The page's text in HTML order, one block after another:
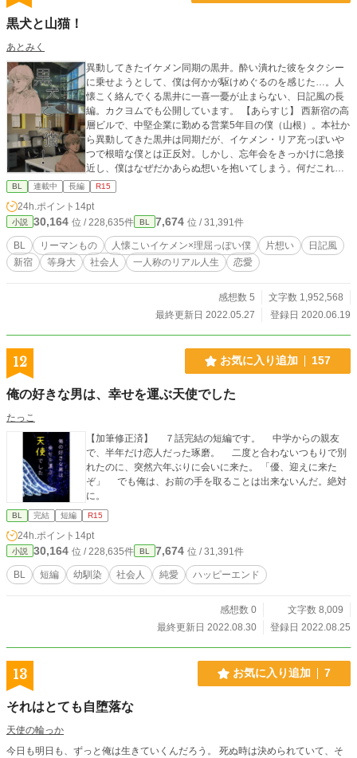
黒犬と山猫！
あとみく
異動してきたイケメン同期の黒井。酔い潰れた彼をタクシー
に乗せようとして、僕は何かが駆けめぐるのを感じた…。人
懐こく絡んでくる黒井に一喜一憂が止まらない、日記風の長
編。カクヨムでも公開しています。 【あらすじ】 西新宿の高
層ビルで、中堅企業に勤める営業5年目の僕（山根）。本社か
ら異動してきた黒井は同期だが、イケメン・リア充っぽいや
つで根暗な僕とは正反対。しかし、忘年会をきっかけに急接
近し、僕はなぜだかあらぬ想いを抱いてしまう。何だこれ？
まさか、いやいや…？…えっ、自宅に送ってもう泊まるとか
大丈夫なのか自分！？ その後も気持ちを隠したまま友人付き
合いをするが、キスをきっかけに社内で大騒動が起こってし
まい… 途中から、モヤモヤする社会人生活で、何かを成した
い、どこかへ向かいたい二人の、遅咲きの青春小説？的な感
じにもなっていきます！（作者の趣味全開な部分もあり、申
し訳ありません！） 【設定など】 2013年冬～、リアルタイ
者が西新宿で勤めており、何日に雪が降ったとかも、そのま
んま。社内の様子などリアルに描いたつもりですが、消費税
ひたすらぐるぐる思考しています。また性描写はR15にして
いますが、遭遇率は数％かと…（でもないわけじゃないよ！
い、初めましての方のために少々ガイド的な説明をば（尻込
7話まで（2章分）が、山根と黒井が出会って仲良くなるまで
のお話です。読み始めてみようかなという方は、ひとまずそ
こまででひと段落するんだなーと思っていただければ！ ちな
みにその後は、温泉に行こうとしておかしなことが起きた
り、会社そっちのけで本気の鬼ごっこみたいなことをした
り、決算期にはちょっと感極まった山場を迎えたりします。
BL 連載中 長編 R15
24h.ポイント 14pt
小説 30,164 位 / 228,635件 BL 7,674 位 / 31,391件
BL リーマンもの 人懐こいイケメン×理屈っぽい僕 片想い
日記風
新宿
等身大 社会人 一人称のリアル人生 恋愛
感想数 5
文字数 1,952,568
最終更新日 2022.05.27
登録日 2020.06.19
12 お気に入り追加 157
俺の好きな男は、幸せを運ぶ天使でした
たっこ
【加筆修正済】 ７話完結の短編です。 中学からの親友
で、半年だけ恋人だった琢磨。 二度と合わないつもりで別
れたのに、突然六年ぶりに会いに来た。 「優、迎えに来た
ぞ」 でも俺は、お前の手を取ることは出来ないんだ。絶対
BL 完結 短編 R15
24h.ポイント 14pt
小説 30,164 位 / 228,635件 BL 7,674 位 / 31,391件
BL 短編 幼馴染 社会人 純愛 ハッピーエンド
感想数 0
文字数 8,009
最終更新日 2022.08.30
登録日 2022.08.25
13 お気に入り追加 7
それはとても自堕落な
天使の輪っか
今日も明日も、ずっと俺は生きていくんだろう。 死ぬ時は決められていて、そ